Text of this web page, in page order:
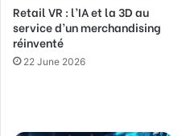
r
e
s
s
Retail VR : l’IA et la 3D au
service d’un merchandising
réinventé
22 June 2026